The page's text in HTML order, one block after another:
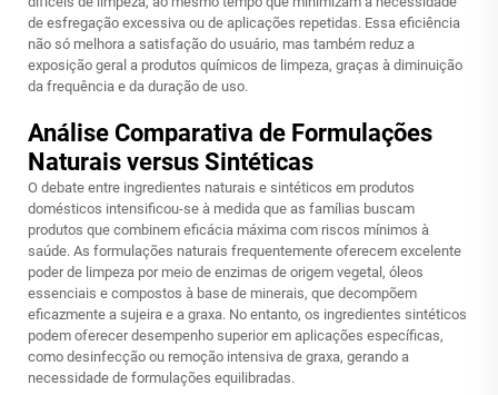
de esfregação excessiva ou de aplicações repetidas. Essa eficiência
não só melhora a satisfação do usuário, mas também reduz a
exposição geral a produtos químicos de limpeza, graças à diminuição
da frequência e da duração de uso.
Análise Comparativa de Formulações
Naturais versus Sintéticas
O debate entre ingredientes naturais e sintéticos em produtos
domésticos intensificou-se à medida que as famílias buscam
produtos que combinem eficácia máxima com riscos mínimos à
saúde. As formulações naturais frequentemente oferecem excelente
poder de limpeza por meio de enzimas de origem vegetal, óleos
essenciais e compostos à base de minerais, que decompõem
eficazmente a sujeira e a graxa. No entanto, os ingredientes sintéticos
podem oferecer desempenho superior em aplicações específicas,
como desinfecção ou remoção intensiva de graxa, gerando a
necessidade de formulações equilibradas.